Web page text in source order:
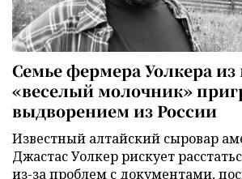
Семье фермера Уолкера
«веселый молочник»
выдворением из России
Известный алтайский сыровар
Джастас Уолкер рискует
из-за проблем с документами,